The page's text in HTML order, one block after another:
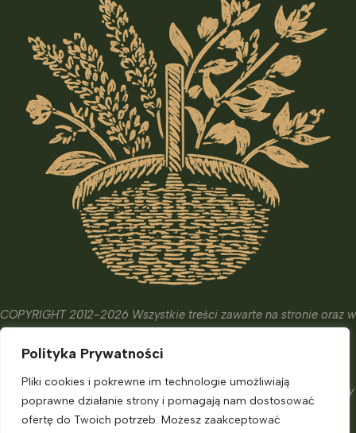
Polityka Prywatności
Pliki cookies i pokrewne im technologie umożliwiają
poprawne działanie strony i pomagają nam dostosować
ofertę do Twoich potrzeb. Możesz zaakceptować
COPYRIGHT 2012-2026 Wszystkie treści zawarte na stronie oraz w
edukacyjny, informacyjny oraz hobbistyczny.
chorobom. Nie zastąpią one porady eksperta, o którą powinniśmy
zadbać.